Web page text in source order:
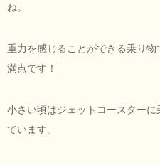
ね。
重力を感じることができる乗り
満点です！
小さい頃はジェットコースターに
ています。